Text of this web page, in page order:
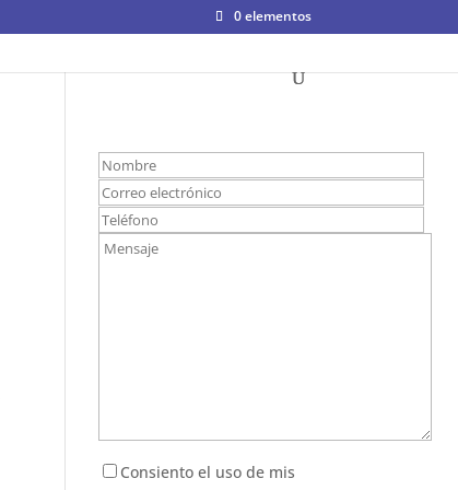
0 elementos
Consiento el uso de mis